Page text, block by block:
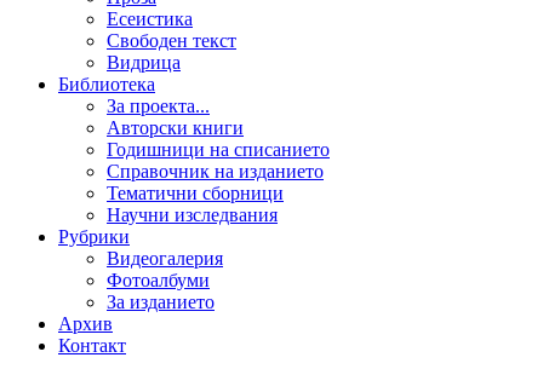
Есеистика
Свободен текст
Видрица
Библиотека
За проекта...
Авторски книги
Годишници на списанието
Справочник на изданието
Тематични сборници
Научни изследвания
Рубрики
Видеогалерия
Фотоалбуми
За изданието
Архив
Контакт